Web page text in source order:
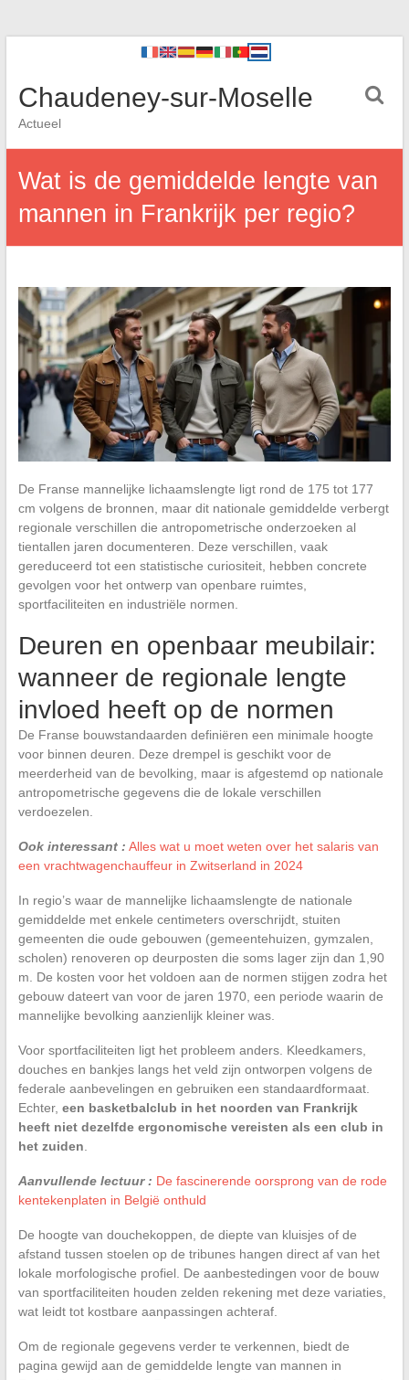
Chaudeney-sur-Moselle
Actueel
Wat is de gemiddelde lengte van
mannen in Frankrijk per regio?
De Franse mannelijke lichaamslengte ligt rond de 175 tot 177
cm volgens de bronnen, maar dit nationale gemiddelde verbergt
regionale verschillen die antropometrische onderzoeken al
tientallen jaren documenteren. Deze verschillen, vaak
gereduceerd tot een statistische curiositeit, hebben concrete
gevolgen voor het ontwerp van openbare ruimtes,
sportfaciliteiten en industriële normen.
Deuren en openbaar meubilair:
wanneer de regionale lengte
invloed heeft op de normen
De Franse bouwstandaarden definiëren een minimale hoogte
voor binnen deuren. Deze drempel is geschikt voor de
meerderheid van de bevolking, maar is afgestemd op nationale
antropometrische gegevens die de lokale verschillen
verdoezelen.
Ook interessant : Alles wat u moet weten over het salaris van
een vrachtwagenchauffeur in Zwitserland in 2024
In regio’s waar de mannelijke lichaamslengte de nationale
gemiddelde met enkele centimeters overschrijdt, stuiten
gemeenten die oude gebouwen (gemeentehuizen, gymzalen,
scholen) renoveren op deurposten die soms lager zijn dan 1,90
m. De kosten voor het voldoen aan de normen stijgen zodra het
gebouw dateert van voor de jaren 1970, een periode waarin de
mannelijke bevolking aanzienlijk kleiner was.
Voor sportfaciliteiten ligt het probleem anders. Kleedkamers,
douches en bankjes langs het veld zijn ontworpen volgens de
federale aanbevelingen en gebruiken een standaardformaat.
Echter, een basketbalclub in het noorden van Frankrijk
heeft niet dezelfde ergonomische vereisten als een club in
het zuiden
Aanvullende lectuur : De fascinerende oorsprong van de rode
kentekenplaten in België onthuld
De hoogte van douchekoppen, de diepte van kluisjes of de
afstand tussen stoelen op de tribunes hangen direct af van het
lokale morfologische profiel. De aanbestedingen voor de bouw
van sportfaciliteiten houden zelden rekening met deze variaties,
wat leidt tot kostbare aanpassingen achteraf.
Om de regionale gegevens verder te verkennen, biedt de
pagina gewijd aan de gemiddelde lengte van mannen in